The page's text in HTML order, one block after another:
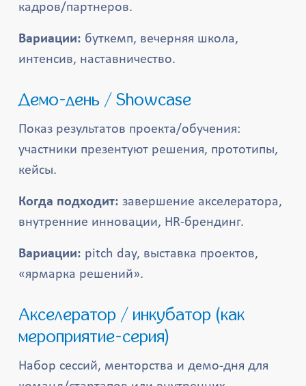
кадров/партнеров.
Вариации: буткемп, вечерняя школа,
интенсив, наставничество.
Демо-день / Showcase
Показ результатов проекта/обучения:
участники презентуют решения, прототипы,
кейсы.
Когда подходит: завершение акселератора,
внутренние инновации, HR-брендинг.
Вариации: pitch day, выставка проектов,
«ярмарка решений».
Акселератор / инкубатор (как
мероприятие-серия)
Набор сессий, менторства и демо-дня для